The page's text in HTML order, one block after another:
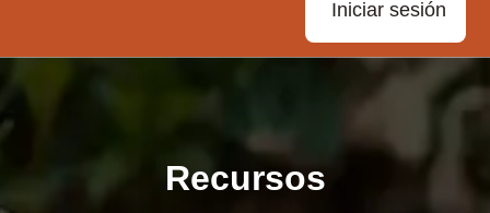
Iniciar sesión
Recursos